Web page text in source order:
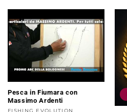
Pesca in Fiumara con
Massimo Ardenti
FISHING EVOLUTION